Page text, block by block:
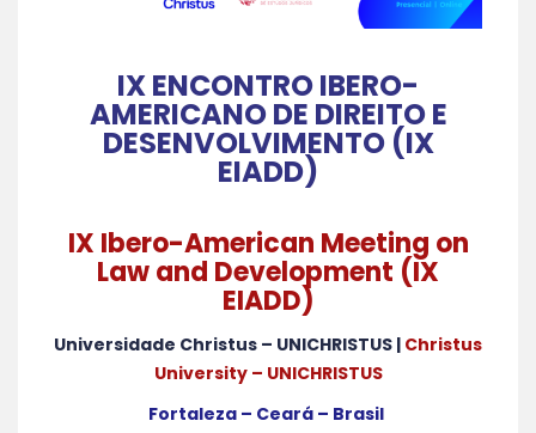
IX ENCONTRO IBERO-
AMERICANO DE DIREITO E
DESENVOLVIMENTO (IX
EIADD)
IX Ibero-American Meeting on
Law and Development (IX
EIADD)
Universidade Christus – UNICHRISTUS | Christus
University – UNICHRISTUS
Fortaleza – Ceará – Brasil